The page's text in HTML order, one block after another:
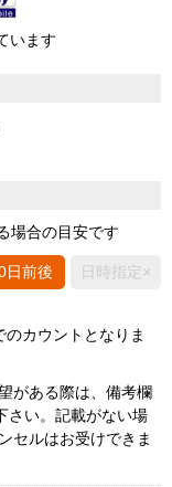
います
場合の目安です
日前後 日時指定×
カウントとなりま
ある際は、備考欄
さい。記載がない場
セルはお受けできま